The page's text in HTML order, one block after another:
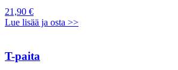
21,90 €
Lue lisää ja osta >>
T-paita